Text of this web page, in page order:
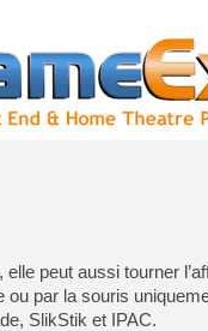
peut aussi tourner
ou par la souris
SlikStik et IPAC.